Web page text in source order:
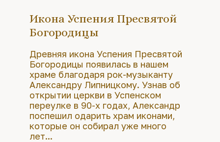
Икона Успения Пресвятой
Богородицы
Древняя икона Успения Пресвятой
Богородицы появилась в нашем
храме благодаря рок-музыканту
Александру Липницкому. Узнав об
открытии церкви в Успенском
переулке в 90-х годах, Александр
поспешил одарить храм иконами,
которые он собирал уже много
лет...